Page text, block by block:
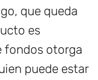
que queda
es
fondos otorga
puede estar